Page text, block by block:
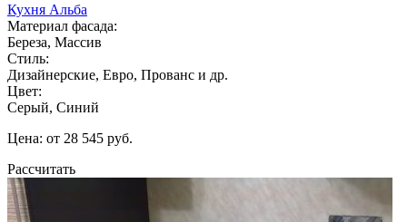
Кухня Альба
Материал фасада:
Береза, Массив
Стиль:
Дизайнерские, Евро, Прованс и др.
Цвет:
Серый, Синий
Цена: от 28 545 руб.
Рассчитать